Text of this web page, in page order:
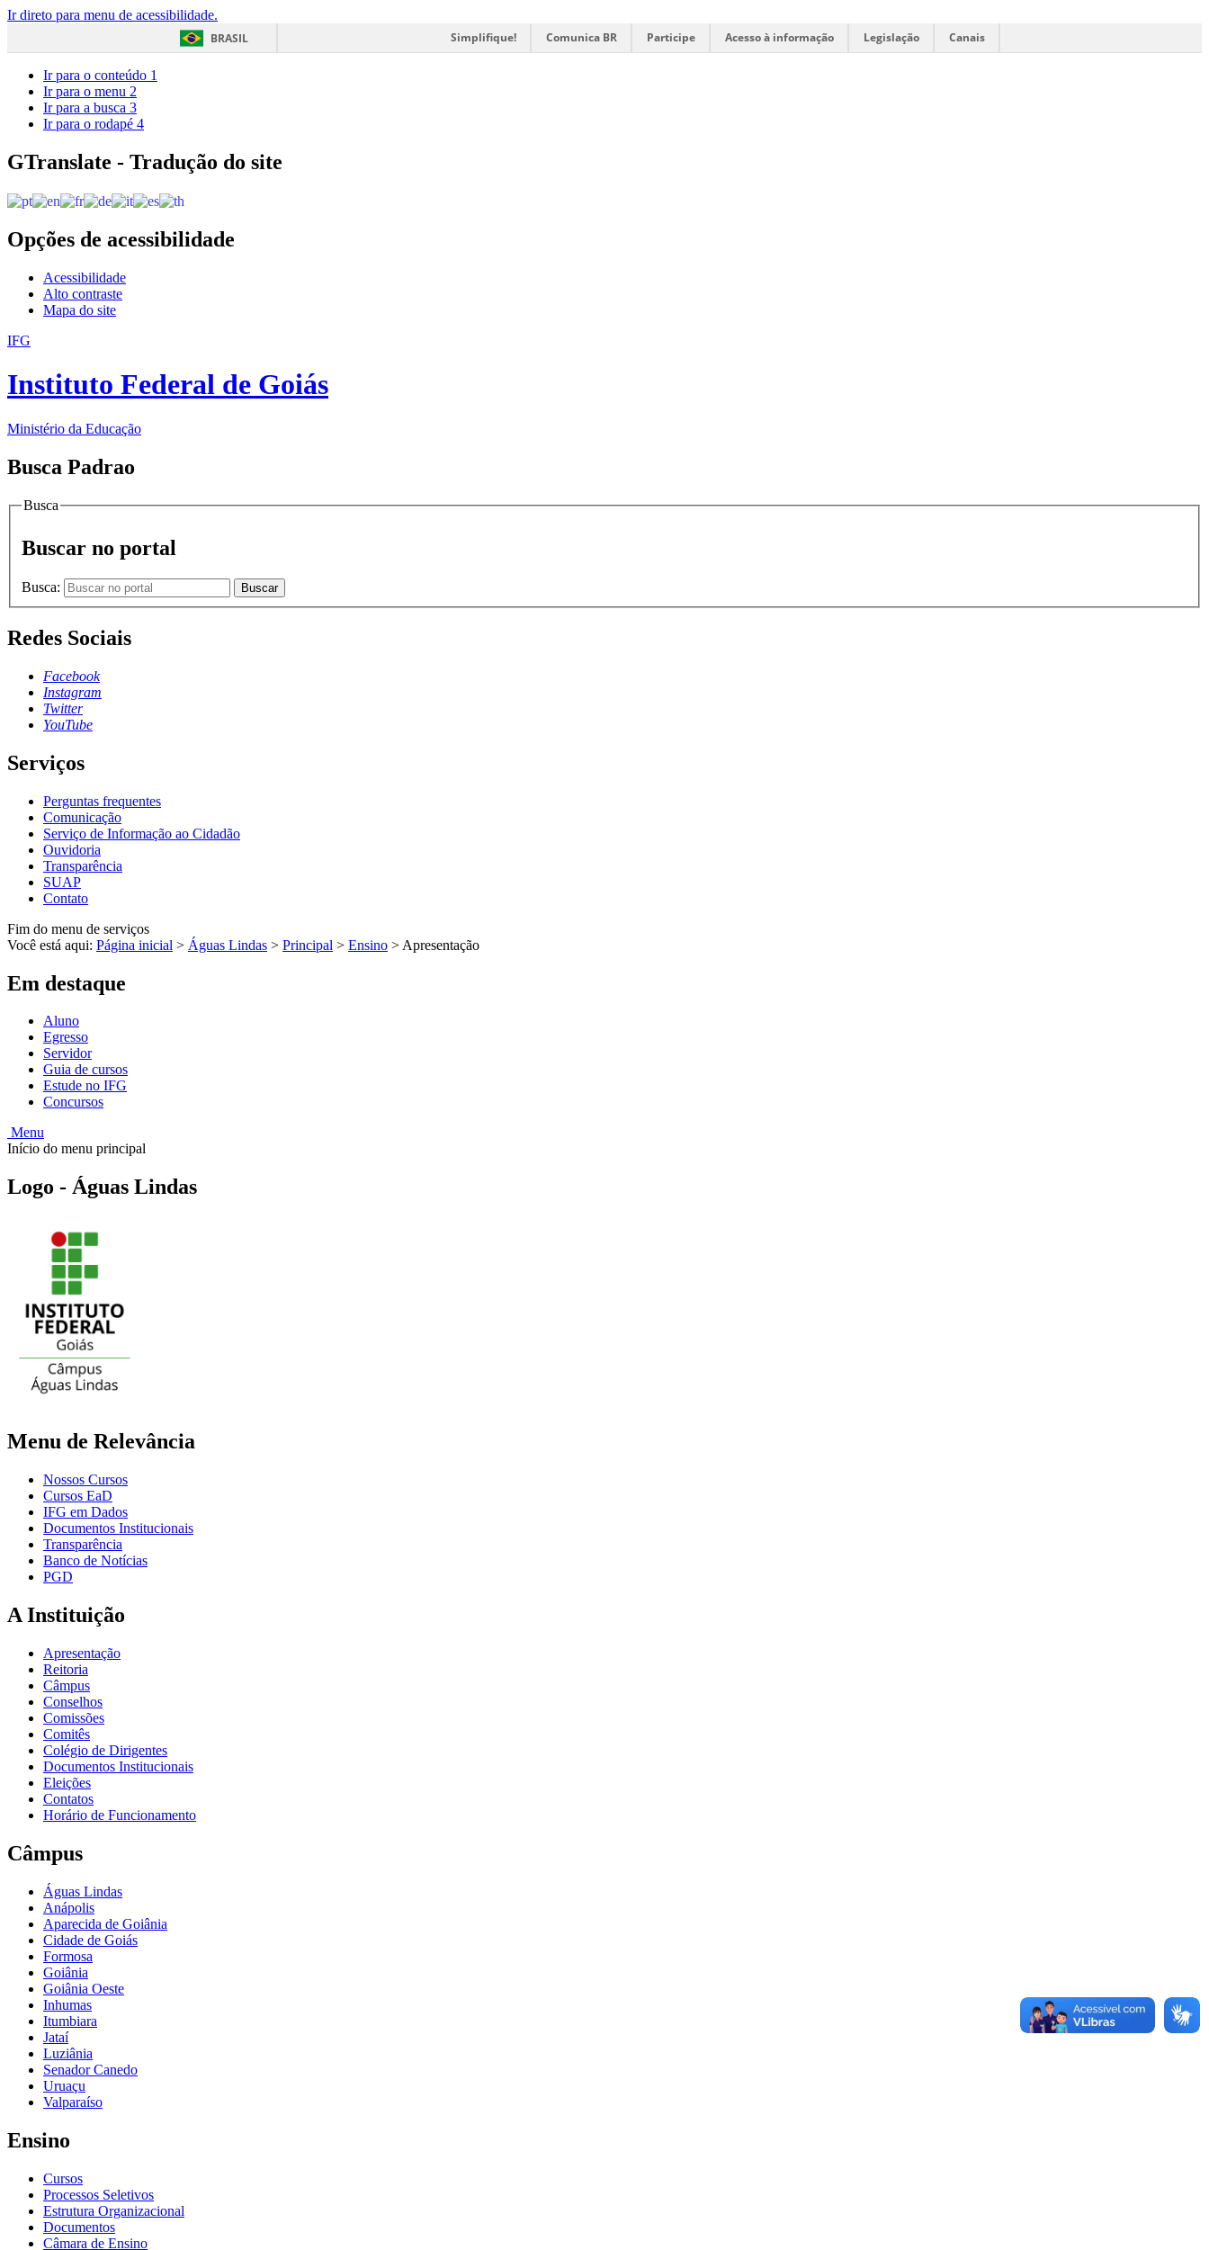
Ir direto para menu de acessibilidade.
BRASIL
Simplifique! Comunica BR Participe Acesso à informação Legislação Canais
Ir para o conteúdo 1
Ir para o menu 2
Ir para a busca 3
Ir para o rodapé 4
GTranslate - Tradução do site
Opções de acessibilidade
Acessibilidade
Alto contraste
Mapa do site
IFG
Instituto Federal de Goiás
Ministério da Educação
Busca Padrao
Busca
Buscar no portal
Busca: Buscar
Redes Sociais
Facebook
Instagram
Twitter
YouTube
Serviços
Perguntas frequentes
Comunicação
Serviço de Informação ao Cidadão
Ouvidoria
Transparência
SUAP
Contato
Fim do menu de serviços
Você está aqui: Página inicial > Águas Lindas > Principal > Ensino > Apresentação
Em destaque
Aluno
Egresso
Servidor
Guia de cursos
Estude no IFG
Concursos
Menu
Início do menu principal
Logo - Águas Lindas
Menu de Relevância
Nossos Cursos
Cursos EaD
IFG em Dados
Documentos Institucionais
Transparência
Banco de Notícias
PGD
A Instituição
Apresentação
Reitoria
Câmpus
Conselhos
Comissões
Comitês
Colégio de Dirigentes
Documentos Institucionais
Eleições
Contatos
Horário de Funcionamento
Câmpus
Águas Lindas
Anápolis
Aparecida de Goiânia
Cidade de Goiás
Formosa
Goiânia
Goiânia Oeste
Inhumas
Itumbiara
Jataí
Luziânia
Senador Canedo
Uruaçu
Valparaíso
Ensino
Cursos
Processos Seletivos
Estrutura Organizacional
Documentos
Câmara de Ensino